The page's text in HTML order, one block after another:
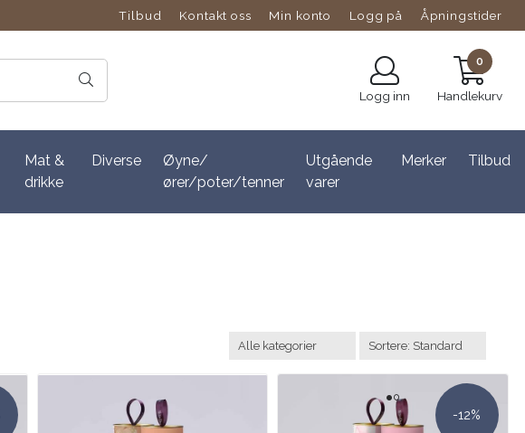
Tilbud Kontakt oss Min konto Logg på Åpningstider
Logg inn
0
Handlekurv
Mat &
drikke
Diverse
Øyne/
ører/poter/tenner
Utgående
varer
Merker Tilbud
-12%